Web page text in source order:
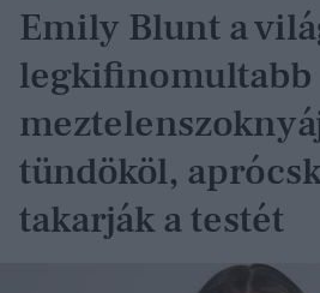
Emily Blunt a
legkifinomultabb
tündököl,
takarják a testét